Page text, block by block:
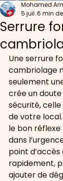
Serrure
Mohamed
5 juil.6 min
Une serrure
cambriolage
seulement
crée un
sécurité,
de votre
le bon réflexe
dans
point
rapidement,
ajouter de